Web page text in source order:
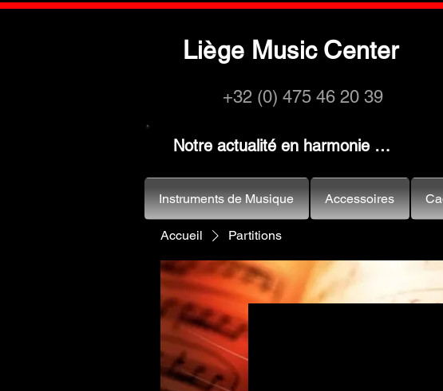
Liège Music Center
+32 (0) 475 46 20 39
Notre actualité en harmonie …
Accueil Partitions
Instruments de Musique Accessoires